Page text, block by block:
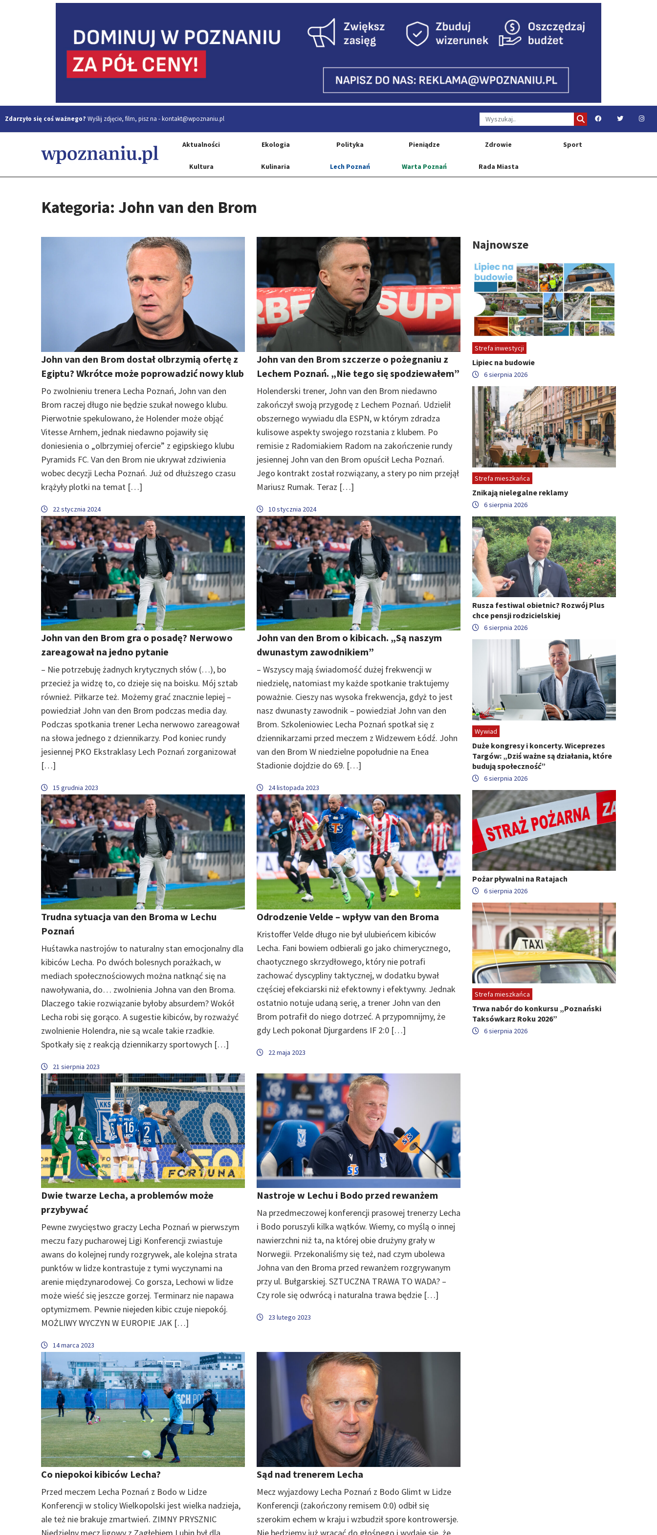
Zdarzyło się coś ważnego? Wyślij zdjęcie, film, pisz na -kontakt@wpoznaniu.pl
Aktualności Ekologia Polityka Pieniądze Zdrowie Sport
Kultura Kulinaria Lech Poznań Warta Poznań Rada Miasta
Kategoria: John van den Brom
John van den Brom dostał olbrzymią ofertę z
Egiptu? Wkrótce może poprowadzić nowy klub
Po zwolnieniu trenera Lecha Poznań, John van den
Brom raczej długo nie będzie szukał nowego klubu.
Pierwotnie spekulowano, że Holender może objąć
Vitesse Arnhem, jednak niedawno pojawiły się
doniesienia o „olbrzymiej ofercie” z egipskiego klubu
Pyramids FC. Van den Brom nie ukrywał zdziwienia
wobec decyzji Lecha Poznań. Już od dłuższego czasu
krążyły plotki na temat […]
22 stycznia 2024
John van den Brom szczerze o pożegnaniu z
Lechem Poznań. „Nie tego się spodziewałem”
Holenderski trener, John van den Brom niedawno
zakończył swoją przygodę z Lechem Poznań. Udzielił
obszernego wywiadu dla ESPN, w którym zdradza
kulisowe aspekty swojego rozstania z klubem. Po
remisie z Radomiakiem Radom na zakończenie rundy
jesiennej John van den Brom opuścił Lecha Poznań.
Jego kontrakt został rozwiązany, a stery po nim przejął
Mariusz Rumak. Teraz […]
10 stycznia 2024
John van den Brom gra o posadę? Nerwowo
zareagował na jedno pytanie
– Nie potrzebuję żadnych krytycznych słów (…), bo
przecież ja widzę to, co dzieje się na boisku. Mój sztab
również. Piłkarze też. Możemy grać znacznie lepiej –
powiedział John van den Brom podczas media day.
Podczas spotkania trener Lecha nerwowo zareagował
na słowa jednego z dziennikarzy. Pod koniec rundy
jesiennej PKO Ekstraklasy Lech Poznań zorganizował
[…]
15 grudnia 2023
John van den Brom o kibicach. „Są naszym
dwunastym zawodnikiem”
– Wszyscy mają świadomość dużej frekwencji w
niedzielę, natomiast my każde spotkanie traktujemy
poważnie. Cieszy nas wysoka frekwencja, gdyż to jest
nasz dwunasty zawodnik – powiedział John van den
Brom. Szkoleniowiec Lecha Poznań spotkał się z
dziennikarzami przed meczem z Widzewem Łódź. John
van den Brom W niedzielne popołudnie na Enea
Stadionie dojdzie do 69. […]
24 listopada 2023
Trudna sytuacja van den Broma w Lechu
Poznań
Huśtawka nastrojów to naturalny stan emocjonalny dla
kibiców Lecha. Po dwóch bolesnych porażkach, w
mediach społecznościowych można natknąć się na
nawoływania, do… zwolnienia Johna van den Broma.
Dlaczego takie rozwiązanie byłoby absurdem? Wokół
Lecha robi się gorąco. A sugestie kibiców, by rozważyć
zwolnienie Holendra, nie są wcale takie rzadkie.
Spotkały się z reakcją dziennikarzy sportowych […]
21 sierpnia 2023
Odrodzenie Velde – wpływ van den Broma
Kristoffer Velde długo nie był ulubieńcem kibiców
Lecha. Fani bowiem odbierali go jako chimerycznego,
chaotycznego skrzydłowego, który nie potrafi
zachować dyscypliny taktycznej, w dodatku bywał
częściej efekciarski niż efektowny i efektywny. Jednak
ostatnio notuje udaną serię, a trener John van den
Brom potrafił do niego dotrzeć. A przypomnijmy, że
gdy Lech pokonał Djurgardens IF 2:0 […]
22 maja 2023
Dwie twarze Lecha, a problemów może
przybywać
Pewne zwycięstwo graczy Lecha Poznań w pierwszym
meczu fazy pucharowej Ligi Konferencji zwiastuje
awans do kolejnej rundy rozgrywek, ale kolejna strata
punktów w lidze kontrastuje z tymi wyczynami na
arenie międzynarodowej. Co gorsza, Lechowi w lidze
może wieść się jeszcze gorzej. Terminarz nie napawa
optymizmem. Pewnie niejeden kibic czuje niepokój.
MOŻLIWY WYCZYN W EUROPIE JAK […]
14 marca 2023
Nastroje w Lechu i Bodo przed rewanżem
Na przedmeczowej konferencji prasowej trenerzy Lecha
i Bodo poruszyli kilka wątków. Wiemy, co myślą o innej
nawierzchni niż ta, na której obie drużyny grały w
Norwegii. Przekonaliśmy się też, nad czym ubolewa
Johna van den Broma przed rewanżem rozgrywanym
przy ul. Bułgarskiej. SZTUCZNA TRAWA TO WADA? –
Czy role się odwrócą i naturalna trawa będzie […]
23 lutego 2023
Co niepokoi kibiców Lecha?
Przed meczem Lecha Poznań z Bodo w Lidze
Konferencji w stolicy Wielkopolski jest wielka nadzieja,
ale też nie brakuje zmartwień. ZIMNY PRYSZNIC
Niedzielny mecz ligowy z Zagłębiem Lubin był dla
Sąd nad trenerem Lecha
Mecz wyjazdowy Lecha Poznań z Bodo Glimt w Lidze
Konferencji (zakończony remisem 0:0) odbił się
szerokim echem w kraju i wzbudził spore kontrowersje.
Nie będziemy już wracać do głośnego i wydaje się, że
Najnowsze
Strefa inwestycji
Lipiec na budowie
6 sierpnia 2026
Strefa mieszkańca
Znikają nielegalne reklamy
6 sierpnia 2026
Rusza festiwal obietnic? Rozwój Plus
chce pensji rodzicielskiej
6 sierpnia 2026
Wywiad
Duże kongresy i koncerty. Wiceprezes
Targów: „Dziś ważne są działania, które
budują społeczność”
6 sierpnia 2026
Pożar pływalni na Ratajach
6 sierpnia 2026
Strefa mieszkańca
Trwa nabór do konkursu „Poznański
Taksówkarz Roku 2026”
6 sierpnia 2026